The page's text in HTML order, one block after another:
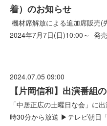
着）のお知らせ
機材席解放による追加席販売(
2024年7月7日(日)10:00～ 発
2024.07.05 09:00
【片岡信和】出演番組
「中居正広の土曜日な会」に
時30分から放送 ▶テレビ朝